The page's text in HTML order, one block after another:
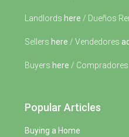
Landlords here / Dueños
Sellers here / Vendedores
Buyers here / Compradores
Popular Articles
Buying a Home